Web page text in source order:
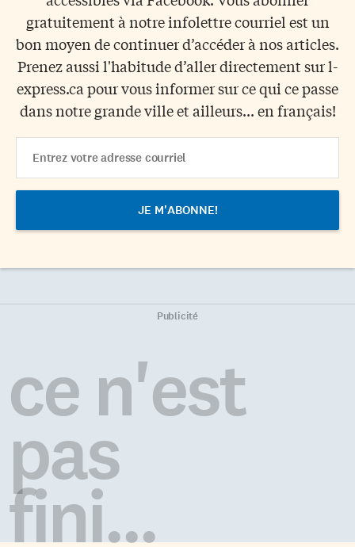
gratuitement à notre infolettre courriel est un
bon moyen de continuer d’accéder à nos articles.
Prenez aussi l'habitude d’aller directement sur l-
express.ca pour vous informer sur ce qui ce passe
dans notre grande ville et ailleurs... en français!
Address
Publicité
ce n'est
pas
fini...